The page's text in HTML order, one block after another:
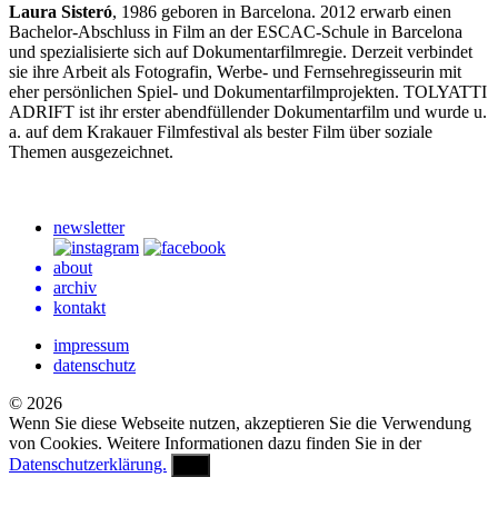
Laura Sisteró, 1986 geboren in Barcelona. 2012 erwarb einen
Bachelor-Abschluss in Film an der ESCAC-Schule in Barcelona
und spezialisierte sich auf Dokumentarfilmregie. Derzeit verbindet
sie ihre Arbeit als Fotografin, Werbe- und Fernsehregisseurin mit
eher persönlichen Spiel- und Dokumentarfilmprojekten. TOLYATTI
ADRIFT ist ihr erster abendfüllender Dokumentarfilm und wurde u.
a. auf dem Krakauer Filmfestival als bester Film über soziale
Themen ausgezeichnet.
newsletter
about
archiv
kontakt
impressum
datenschutz
© 2026
Wenn Sie diese Webseite nutzen, akzeptieren Sie die Verwendung
von Cookies. Weitere Informationen dazu finden Sie in der
Datenschutzerklärung.